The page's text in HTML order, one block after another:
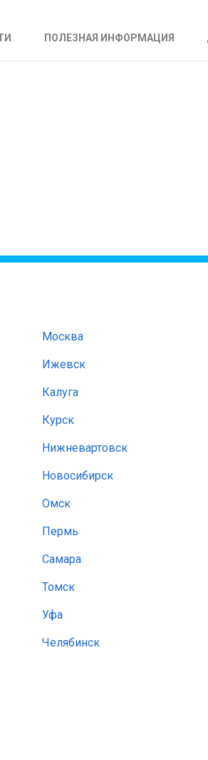
ПОЛЕЗНАЯ ИНФОРМАЦИЯ
Москва
Ижевск
Калуга
Курск
Нижневартовск
Новосибирск
Омск
Пермь
Самара
Томск
Уфа
Челябинск